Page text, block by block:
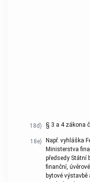
18d) § 3 a 4 zákona
18e)
Např. vyhláška
Ministerstva
předsedy Státní
finanční,
bytové